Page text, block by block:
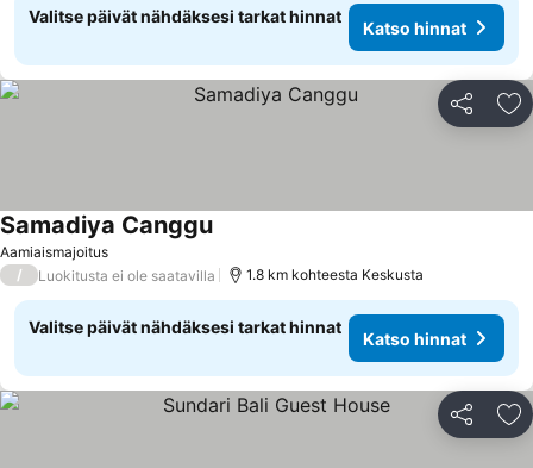
Valitse päivät nähdäksesi tarkat hinnat
Katso hinnat
Jaa
Aamiaismajoitus
Samadiya Canggu
/ Luokitusta ei ole saatavilla 1.8 km kohteesta Keskusta
Valitse päivät nähdäksesi tarkat hinnat
Katso hinnat
Jaa